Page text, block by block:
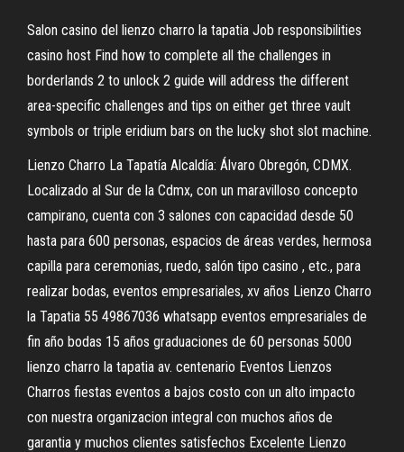
Salon casino del lienzo charro la tapatia Job responsibilities
casino host Find how to complete all the challenges in
borderlands 2 to unlock 2 guide will address the different
area-specific challenges and tips on either get three vault
symbols or triple eridium bars on the lucky shot slot machine.
Lienzo Charro La Tapatía Alcaldía: Álvaro Obregón, CDMX.
Localizado al Sur de la Cdmx, con un maravilloso concepto
campirano, cuenta con 3 salones con capacidad desde 50
hasta para 600 personas, espacios de áreas verdes, hermosa
capilla para ceremonias, ruedo, salón tipo casino , etc., para
realizar bodas, eventos empresariales, xv años Lienzo Charro
la Tapatia 55 49867036 whatsapp eventos empresariales de
fin año bodas 15 años graduaciones de 60 personas 5000
lienzo charro la tapatia av. centenario Eventos Lienzos
Charros fiestas eventos a bajos costo con un alto impacto
con nuestra organizacion integral con muchos años de
garantia y muchos clientes satisfechos Excelente Lienzo